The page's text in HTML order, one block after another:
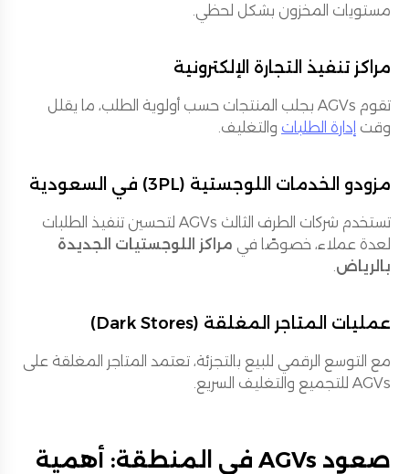
مستويات المخزون بشكل لحظي.
مراكز تنفيذ التجارة الإلكترونية
تقوم AGVs بجلب المنتجات حسب أولوية الطلب، ما يقلل
وقت إدارة الطلبات والتغليف.
مزودو الخدمات اللوجستية (3PL) في السعودية
تستخدم شركات الطرف الثالث AGVs لتحسين تنفيذ الطلبات
لعدة عملاء، خصوصًا في مراكز اللوجستيات الجديدة
بالرياض
عمليات المتاجر المغلقة (Dark Stores)
مع التوسع الرقمي للبيع بالتجزئة، تعتمد المتاجر المغلقة على
AGVs للتجميع والتغليف السريع.
صعود AGVs في المنطقة: أهمية